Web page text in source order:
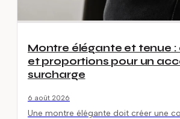
Montre élégante et tenue :
et proportions pour un
surcharge
6 août 2026
Une montre élégante doit créer une